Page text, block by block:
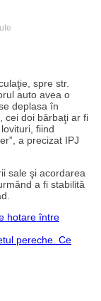
spre str.
auto avea o
deplasa în
cei doi bărbaţi ar fi
fiind
a precizat IPJ
sale şi acordarea
a fi stabilită
hotare între
pereche. Ce